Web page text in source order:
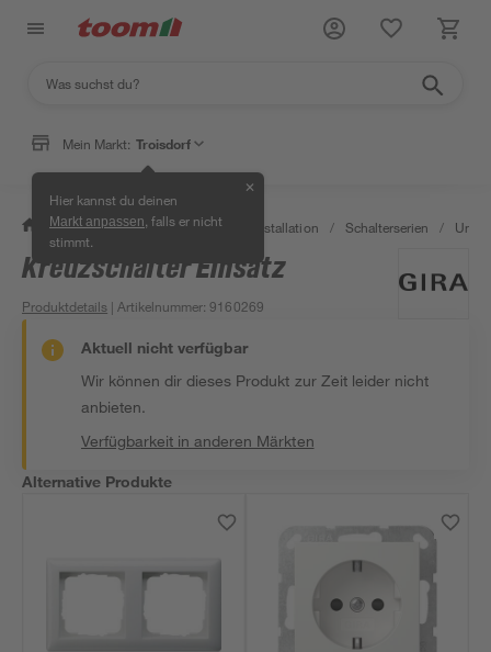
Mein Markt: Troisdorf
Hier kannst du deinen
Markt anpassen , falls er nicht
stimmt.
✕
/ Bauen & Renovieren / Elektroinstallation / Schalterserien /
Kreuzschalter Einsatz
Produktdetails | Artikelnummer:9160269
Aktuell nicht verfügbar
Wir können dir dieses Produkt zur Zeit leider nicht
anbieten.
Verfügbarkeit in anderen Märkten
Alternative Produkte